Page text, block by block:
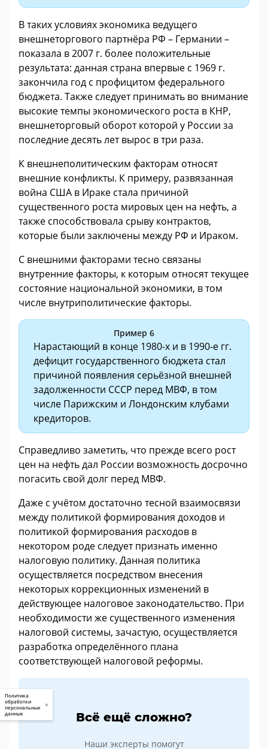
В таких условиях экономика ведущего
внешнеторгового партнёра РФ – Германии –
показала в 2007 г. более положительные
результата: данная страна впервые с 1969 г.
закончила год с профицитом федерального
бюджета. Также следует принимать во внимание
высокие темпы экономического роста в КНР,
внешнеторговый оборот которой у России за
последние десять лет вырос в три раза.
К внешнеполитическим факторам относят
внешние конфликты. К примеру, развязанная
война США в Ираке стала причиной
существенного роста мировых цен на нефть, а
также способствовала срыву контрактов,
которые были заключены между РФ и Ираком.
С внешними факторами тесно связаны
внутренние факторы, к которым относят текущее
состояние национальной экономики, в том
числе внутриполитические факторы.
Пример 6
Нарастающий в конце 1980-х и в 1990-е гг.
дефицит государственного бюджета стал
причиной появления серьёзной внешней
задолженности СССР перед МВФ, в том
числе Парижским и Лондонским клубами
кредиторов.
Справедливо заметить, что прежде всего рост
цен на нефть дал России возможность досрочно
погасить свой долг перед МВФ.
Даже с учётом достаточно тесной взаимосвязи
между политикой формирования доходов и
политикой формирования расходов в
некотором роде следует признать именно
налоговую политику. Данная политика
осуществляется посредством внесения
некоторых коррекционных изменений в
действующее налоговое законодательство. При
необходимости же существенного изменения
налоговой системы, зачастую, осуществляется
разработка определённого плана
соответствующей налоговой реформы.
Всё ещё сложно?
Наши эксперты помогут
Политика
обработки
персональных
данных
×